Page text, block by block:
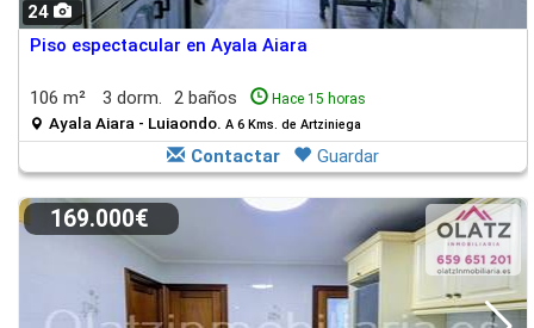
24
Piso espectacular en Ayala Aiara
106 m² 3 dorm. 2 baños Hace 15 horas
Ayala Aiara - Luiaondo. A 6 Kms. de Artziniega
Contactar Guardar
169.000€